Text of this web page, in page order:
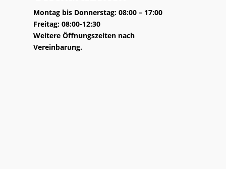
Montag bis Donnerstag: 08:00 – 17:00
Freitag: 08:00-12:30
Weitere Öffnungszeiten nach
Vereinbarung.